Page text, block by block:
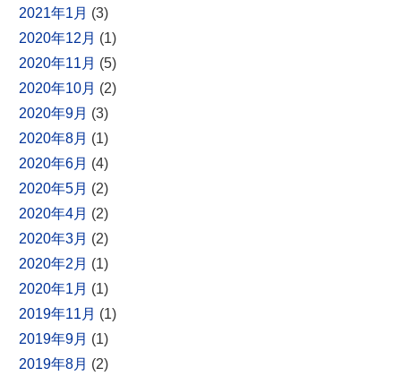
2021年1月 (3)
2020年12月 (1)
2020年11月 (5)
2020年10月 (2)
2020年9月 (3)
2020年8月 (1)
2020年6月 (4)
2020年5月 (2)
2020年4月 (2)
2020年3月 (2)
2020年2月 (1)
2020年1月 (1)
2019年11月 (1)
2019年9月 (1)
2019年8月 (2)